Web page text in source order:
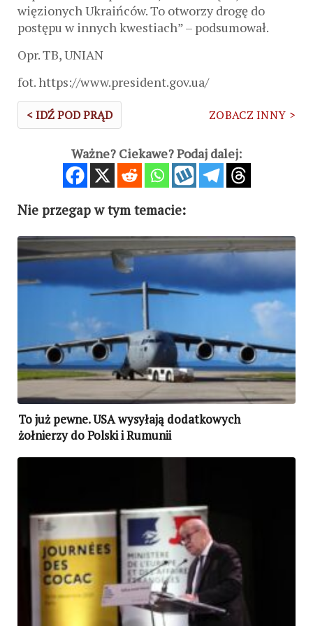
więzionych Ukraińców. To otworzy drogę do
postępu w innych kwestiach” – podsumował.
Opr. TB, UNIAN
fot. https://www.president.gov.ua/
< IDŹ POD PRĄD ZOBACZ INNY >
Ważne? Ciekawe? Podaj dalej:
Nie przegap w tym temacie:
To już pewne. USA wysyłają dodatkowych
żołnierzy do Polski i Rumunii